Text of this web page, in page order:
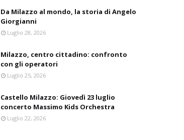
Da Milazzo al mondo, la storia di Angelo
Giorgianni
Luglio 28, 2026
Milazzo, centro cittadino: confronto
con gli operatori
Luglio 25, 2026
Castello Milazzo: Giovedì 23 luglio
concerto Massimo Kids Orchestra
Luglio 22, 2026